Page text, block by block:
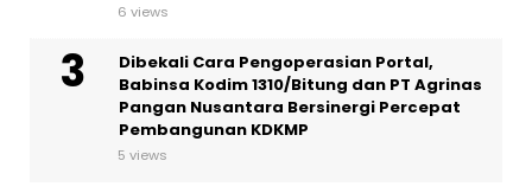
6 views
Dibekali Cara Pengoperasian Portal,
Babinsa Kodim 1310/Bitung dan PT Agrinas
Pangan Nusantara Bersinergi Percepat
Pembangunan KDKMP
5 views